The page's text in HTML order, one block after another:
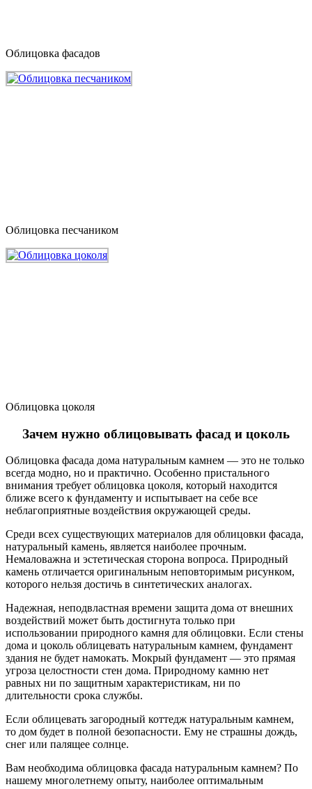
Облицовка фасадов
Облицовка песчаником
Облицовка цоколя
Зачем нужно облицовывать фасад и цоколь
Облицовка фасада дома натуральным камнем — это не только
всегда модно, но и практично. Особенно пристального
внимания требует облицовка цоколя, который находится
ближе всего к фундаменту и испытывает на себе все
неблагоприятные воздействия окружающей среды.
Среди всех существующих материалов для облицовки фасада,
натуральный камень, является наиболее прочным.
Немаловажна и эстетическая сторона вопроса. Природный
камень отличается оригинальным неповторимым рисунком,
которого нельзя достичь в синтетических аналогах.
Надежная, неподвластная времени защита дома от внешних
воздействий может быть достигнута только при
использовании природного камня для облицовки. Если стены
дома и цоколь облицевать натуральным камнем, фундамент
здания не будет намокать. Мокрый фундамент — это прямая
угроза целостности стен дома. Природному камню нет
равных ни по защитным характеристикам, ни по
длительности срока службы.
Если облицевать загородный коттедж натуральным камнем,
то дом будет в полной безопасности. Ему не страшны дождь,
снег или палящее солнце.
Вам необходима облицовка фасада натуральным камнем? По
нашему многолетнему опыту, наиболее оптимальным